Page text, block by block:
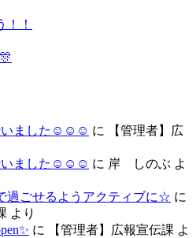
！
いました☺☺☺ に
【管理者】広
いました☺☺☺ に 岸 しのぶ よ
過ごせるようアクティブに☆ に
より
に 【管理者】広報宣伝課 よ